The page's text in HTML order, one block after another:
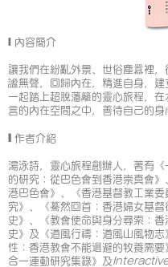
I 內容簡介
讓我們在紛亂外景、世俗塵囂裡
謐無聲，回歸內在，精進自身，建
一起踏上超脫藩籬的靈心旅程，在
言的內在空間之中，善待自己的身
I 作者介紹
湯泳詩， 靈心旅程創辦人，著有
的研究：從巴色會到香港崇真會》
港巴色會》、《香港基督教工業委
究》、《驀然回首：香港婦女基督
史》、《教會使命與身分尋索：香
史》及《道風行禱：道風山風物志
性：香港教會不能迴避的牧養需要
合一運動研究集錄》及